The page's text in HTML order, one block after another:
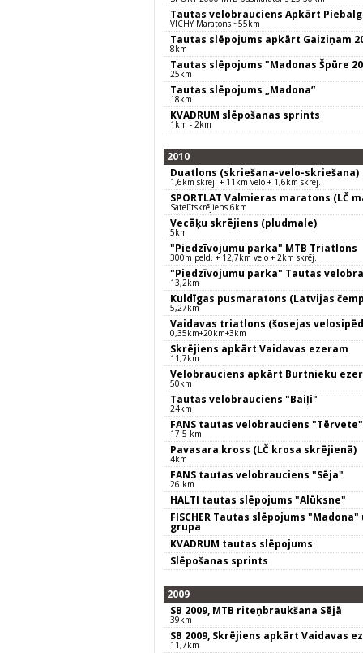
Tautas velobrauciens Apkārt
VICHY Maratons ~55km
Tautas slēpojums apkārt Gaiziņam
8km
Tautas slēpojums "Madonas Špūre
25km
Tautas slēpojums „Madona”
18km
KVADRUM slēpošanas sprints
1km - 2km
2010
Duatlons (skriešana-velo-skriešana)
1,6km skrēj. + 11km velo + 1,6km skrēj.
SPORTLAT Valmieras maratons (LČ
Satelītskrējiens 6km
Vecāķu skrējiens (pludmale)
5km
"Piedzīvojumu parka" MTB Triatlons
300m peld. + 12,7km velo + 2km skrēj.
"Piedzīvojumu parka" Tautas
13,2km
Kuldīgas pusmaratons (Latvijas
5,27km
Vaidavas triatlons (šosejas
0,35km+20km+3km
Skrējiens apkārt Vaidavas ezeram
11,7km
Velobrauciens apkārt Burtnieku
50km
Tautas velobrauciens "Baiļi"
24km
FANS tautas velobrauciens "Tērvete"
17.5 km
Pavasara kross (LČ krosa skrējienā)
4km
FANS tautas velobrauciens "Sēja"
26 km
HALTI tautas slēpojums "Alūksne"
FISCHER Tautas slēpojums
grupa
KVADRUM tautas slēpojums
Slēpošanas sprints
2009
SB 2009, MTB riteņbraukšana Sējā
39km
SB 2009, Skrējiens apkārt Vaidavas
11,7km